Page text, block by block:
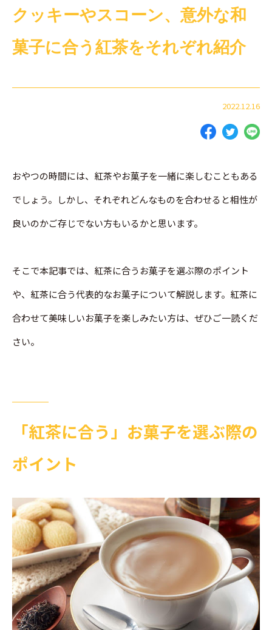
クッキーやスコーン、意外な和
菓子に合う紅茶をそれぞれ紹介
2022.12.16
おやつの時間には、紅茶やお菓子を一緒に楽しむこともある
でしょう。しかし、それぞれどんなものを合わせると相性が
良いのかご存じでない方もいるかと思います。
そこで本記事では、紅茶に合うお菓子を選ぶ際のポイント
や、紅茶に合う代表的なお菓子について解説します。紅茶に
合わせて美味しいお菓子を楽しみたい方は、ぜひご一読くだ
さい。
「紅茶に合う」お菓子を選ぶ際の
ポイント